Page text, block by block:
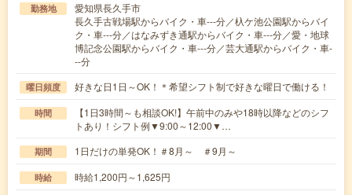
勤務地
愛知県長久手市
長久手古戦場駅からバイク・車---分／杁ケ池公園駅からバイ
ク・車---分／はなみずき通駅からバイク・車---分／愛・地球
博記念公園駅からバイク・車---分／芸大通駅からバイク・車-
--分
曜日頻度 好きな日1日～OK！＊希望シフト制で好きな曜日で働ける！
時間
【1日3時間～も相談OK!】午前中のみや18時以降などのシフ
トあり！シフト例▼9:00～12:00▼…
期間 1日だけの単発OK！＃8月～ ＃9月～
時給 時給1,200円～1,625円